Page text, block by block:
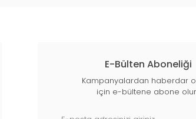
E-Bülten Aboneliği
Kampanyalardan haberdar
için e-bültene abone